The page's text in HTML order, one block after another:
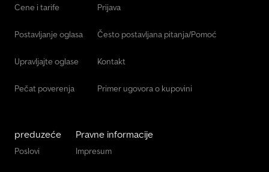
Cene i tarife
Postavljanje oglasa
Upravljajte oglase
Pečat poverenja
Prijava
Često postavljana pitanja/Pomoć
Kontakt
Primer ugovora o kupovini
preduzeće
Poslovi
Pravne informacije
Impresum